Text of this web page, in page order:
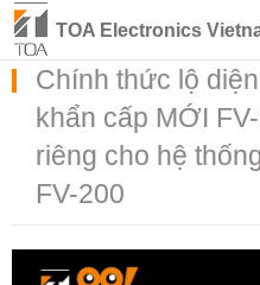
TOA Electronics
Chính thức lộ
khẩn cấp MỚI
riêng cho hệ
FV-200